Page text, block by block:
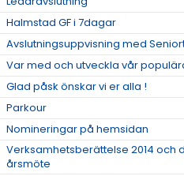
Halmstad GF i 7dagar
Avslutningsuppvisning med
Var med och utveckla vår
Glad påsk önskar vi er alla !
Parkour
Nomineringar på hemsidan
Verksamhetsberättelse 2014 och
årsmöte